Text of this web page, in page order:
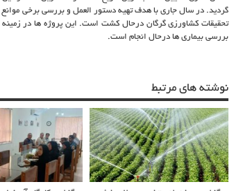
تحقیقات کشاورزی گرگان درحال کشت است. این پروژه ها در
بررسی بیماری ها درحال انجام است.
نوشته های مرتبط